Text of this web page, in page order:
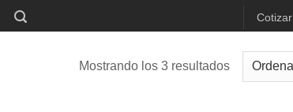
Cotizar
Mostrando los 3 resultadosOrdenado
por